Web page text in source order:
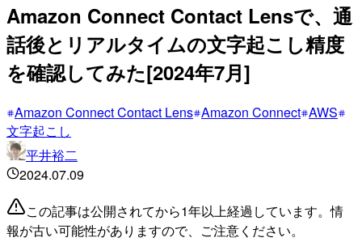
Amazon Connect Contact Lensで、通
話後とリアルタイムの文字起こし精度
を確認してみた[2024年7月]
Amazon Connect Contact Lens Amazon Connect AWS
文字起こし
平井裕二
2024.07.09
この記事は公開されてから1年以上経過しています。情
報が古い可能性がありますので、ご注意ください。